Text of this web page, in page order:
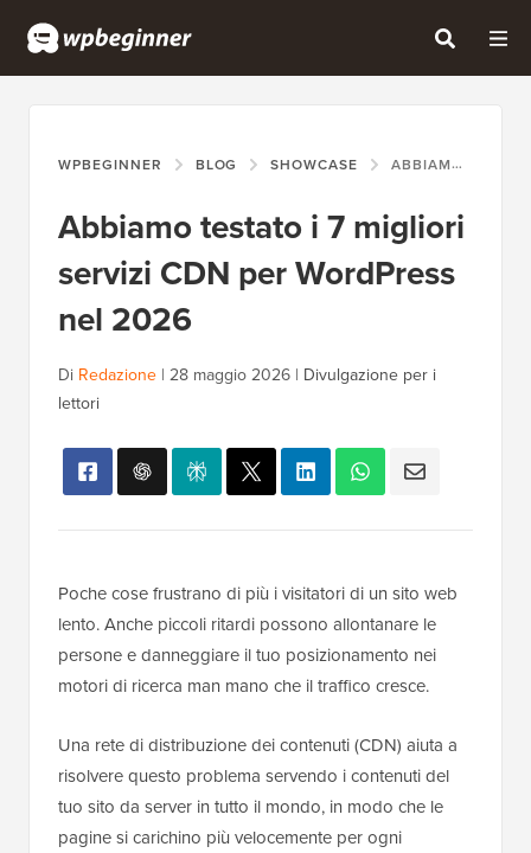
WPBEGINNER BLOG SHOWCASE ABBIAMO TESTATO I 7 MIGLIORI SERVIZI CDN PER WORDPRESS NEL 2026
Abbiamo testato i 7 migliori
servizi CDN per WordPress
nel 2026
Di Redazione | 28 maggio 2026 | Divulgazione per i
lettori
Poche cose frustrano di più i visitatori di un sito web
lento. Anche piccoli ritardi possono allontanare le
persone e danneggiare il tuo posizionamento nei
motori di ricerca man mano che il traffico cresce.
Una rete di distribuzione dei contenuti (CDN) aiuta a
risolvere questo problema servendo i contenuti del
tuo sito da server in tutto il mondo, in modo che le
pagine si carichino più velocemente per ogni